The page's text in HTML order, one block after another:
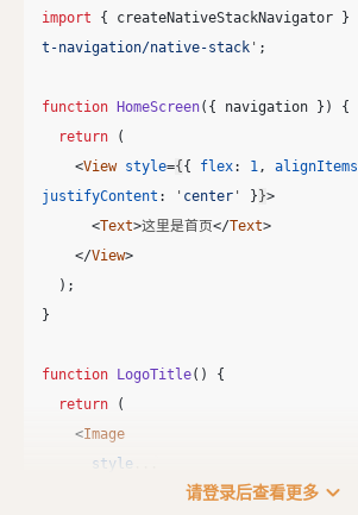
import
{ createNativeStackNavigator }
t-navigation/native-stack ' ;
function HomeScreen({ navigation })
{
return
(
<View style={{ flex: 1 , alignItems
justifyContent : ' center ' }}>
<Text>这里是首页</Text>
</View>
);
}
function LogoTitle()
{
return
(
<Image
style
请登录后查看更多 expand_more